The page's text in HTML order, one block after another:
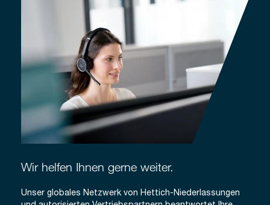
Wir helfen Ihnen gerne weiter.
Unser globales Netzwerk von Hettich-Niederlassungen